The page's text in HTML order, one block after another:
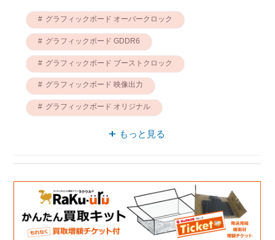
グラフィックボード オーバークロック
グラフィックボード GDDR6
グラフィックボード ブーストクロック
グラフィックボード 映像出力
グラフィックボード オリジナル
グラフィックボード G-SYNC対応
グラフィックボード デュアルファン
ファン RTXシリーズ
もっと見る